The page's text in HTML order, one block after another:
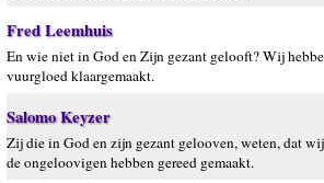
Fred Leemhuis
En wie niet in God en Zijn gezant gelooft? Wij
vuurgloed klaargemaakt.
Salomo Keyzer
Zij die in God en zijn gezant gelooven, weten, dat
de ongeloovigen hebben gereed gemaakt.